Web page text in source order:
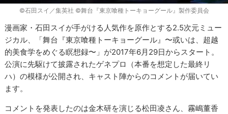
©石田スイ／集英社 ©舞台『東京喰種トーキョーグール』製作委員会
漫画家・石田スイが手がける人気作を原作とする2.5次元ミュー
ジカル、「舞台『東京喰種トーキョーグール』〜或いは、超越
的美食学をめぐる瞑想録〜」が2017年6月29日からスタート。
公演に先駆けて披露されたゲネプロ（本番を想定した最終リ
ハ）の模様が公開され、キャスト陣からのコメントが届いてい
ます。
コメントを発表したのは金木研を演じる松田凌さん、霧嶋董香